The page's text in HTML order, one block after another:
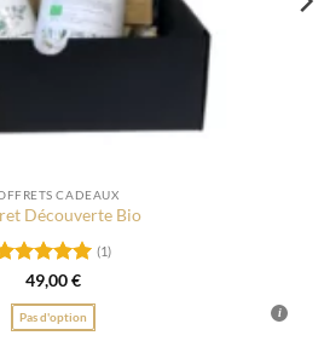
CADEAUX
Découverte Bio
Note5sur
(1)
49,00€
Pas d'option